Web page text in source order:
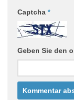
Captcha *
Geben Sie den